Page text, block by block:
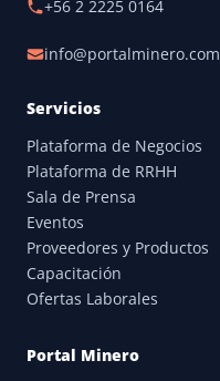
+56 2 2225 0164
info@portalminero.com
Servicios
Plataforma de Negocios
Plataforma de RRHH
Sala de Prensa
Eventos
Proveedores y Productos
Capacitación
Ofertas Laborales
Portal Minero